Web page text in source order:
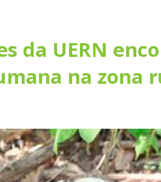
da UERN
na zona